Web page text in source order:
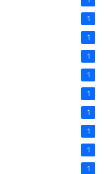
1
1
1
1
1
1
1
1
1